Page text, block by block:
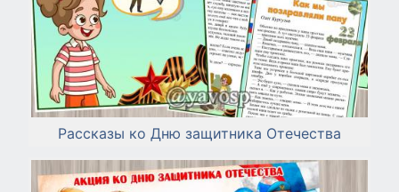
Рассказы ко Дню защитника Отечества